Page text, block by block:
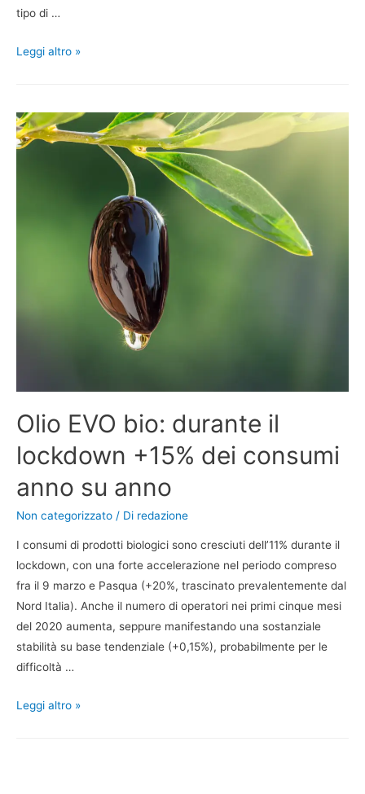
tipo di …
Leggi altro »
Olio EVO bio: durante il
lockdown +15% dei consumi
anno su anno
Non categorizzato / Di redazione
I consumi di prodotti biologici sono cresciuti dell’11% durante il
lockdown, con una forte accelerazione nel periodo compreso
fra il 9 marzo e Pasqua (+20%, trascinato prevalentemente dal
Nord Italia). Anche il numero di operatori nei primi cinque mesi
del 2020 aumenta, seppure manifestando una sostanziale
stabilità su base tendenziale (+0,15%), probabilmente per le
difficoltà …
Leggi altro »